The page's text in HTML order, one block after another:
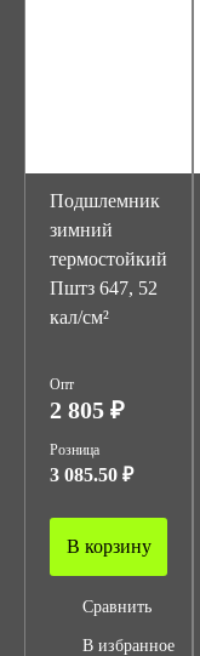
Подшлемник
зимний
термостойкий
Пштз 647, 52
кал/см²
Опт
2 805 ₽
Розница
3 085.50 ₽
В корзину
Сравнить
В избранное